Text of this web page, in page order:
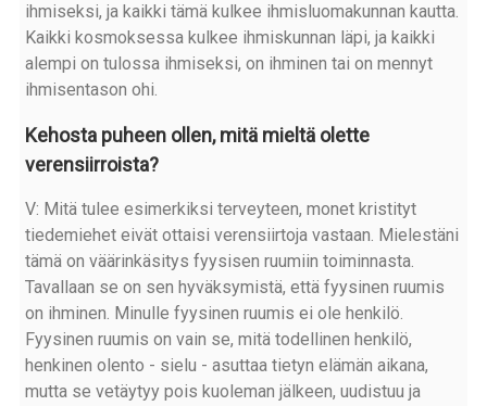
ihmiseksi, ja kaikki tämä kulkee ihmisluomakunnan kautta.
Kaikki kosmoksessa kulkee ihmiskunnan läpi, ja kaikki
alempi on tulossa ihmiseksi, on ihminen tai on mennyt
ihmisentason ohi.
Kehosta puheen ollen, mitä mieltä olette
verensiirroista?
V: Mitä tulee esimerkiksi terveyteen, monet kristityt
tiedemiehet eivät ottaisi verensiirtoja vastaan. Mielestäni
tämä on väärinkäsitys fyysisen ruumiin toiminnasta.
Tavallaan se on sen hyväksymistä, että fyysinen ruumis
on ihminen. Minulle fyysinen ruumis ei ole henkilö.
Fyysinen ruumis on vain se, mitä todellinen henkilö,
henkinen olento - sielu - asuttaa tietyn elämän aikana,
mutta se vetäytyy pois kuoleman jälkeen, uudistuu ja